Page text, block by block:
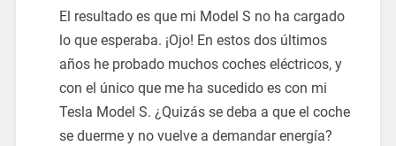
El resultado es que mi Model S no ha cargado
lo que esperaba. ¡Ojo! En estos dos últimos
años he probado muchos coches eléctricos, y
con el único que me ha sucedido es con mi
Tesla Model S. ¿Quizás se deba a que el coche
se duerme y no vuelve a demandar energía?